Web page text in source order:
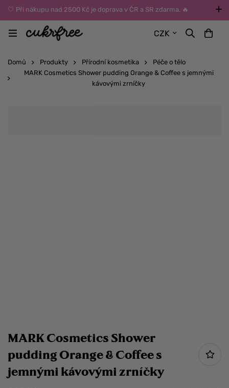
🤍 Při nákupu nad 2500 Kč je doprava v ČR a SR zdarma. 🔥
UPOZORNĚNÍ: Během léta vybírejte dopravu kurýrem nebo do Z-
BOXů umístěných uvnitř budov. Reklamace zboží způsobené
CZK
Domů Produkty Přírodní kosmetika
Péče o tělo
MARK Cosmetics Shower pudding Orange & Coffee s jemnými
kávovými zrníčky
MARK Cosmetics Shower
pudding Orange & Coffee s
jemnými kávovými zrníčky